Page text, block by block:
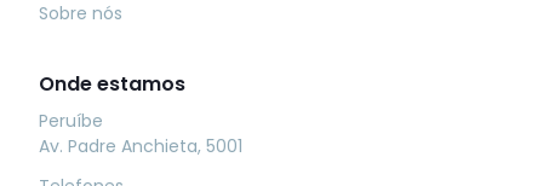
Sobre nós
Onde estamos
Peruíbe
Av. Padre Anchieta, 5001